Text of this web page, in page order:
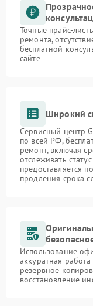
Точные прайс-
ремонта,
бесплатной
сайте
Широкий
Сервисный центр
по всей РФ,
ремонт, включая
отслеживать
предоставляется
продления срока
Использование
аккуратная
резервное
восстановление